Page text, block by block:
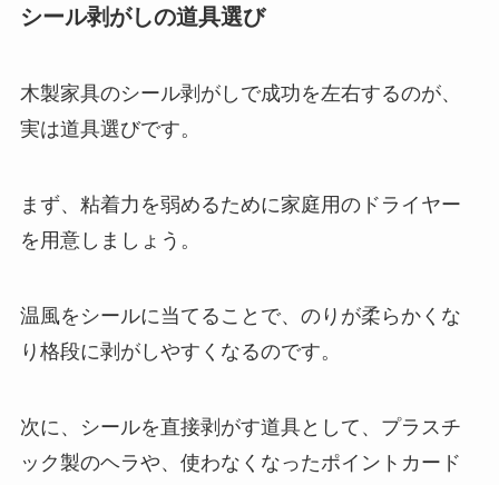
シール剥がしの道具選び
木製家具のシール剥がしで成功を左右するのが、
実は道具選びです。
まず、粘着力を弱めるために家庭用のドライヤー
を用意しましょう。
温風をシールに当てることで、のりが柔らかくな
り格段に剥がしやすくなるのです。
次に、シールを直接剥がす道具として、プラスチ
ック製のヘラや、使わなくなったポイントカード